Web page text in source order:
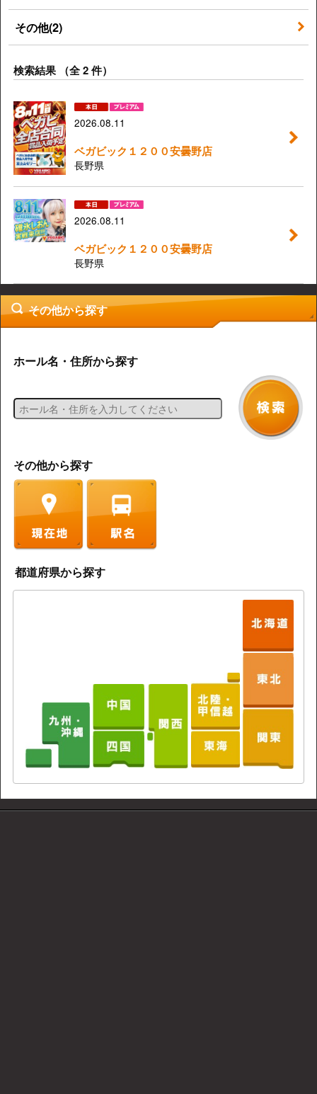
その他(2)
検索結果 （全 2 件）
2026.08.11
ベガビック１２００安曇野店
長野県
2026.08.11
ベガビック１２００安曇野店
長野県
その他から探す
ホール名・住所から探す
その他から探す
都道府県から探す